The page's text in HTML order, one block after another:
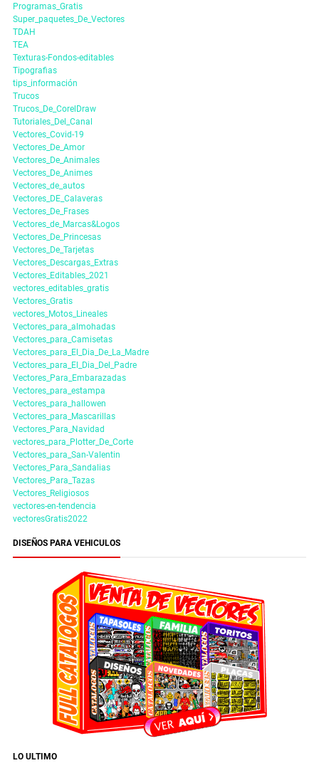
Programas_Gratis
Super_paquetes_De_Vectores
TDAH
TEA
Texturas-Fondos-editables
Tipografias
tips_información
Trucos
Trucos_De_CorelDraw
Tutoriales_Del_Canal
Vectores_Covid-19
Vectores_De_Amor
Vectores_De_Animales
Vectores_De_Animes
Vectores_de_autos
Vectores_DE_Calaveras
Vectores_De_Frases
Vectores_de_Marcas&Logos
Vectores_De_Princesas
Vectores_De_Tarjetas
Vectores_Descargas_Extras
Vectores_Editables_2021
vectores_editables_gratis
Vectores_Gratis
vectores_Motos_Lineales
Vectores_para_almohadas
Vectores_para_Camisetas
Vectores_para_El_Dia_De_La_Madre
Vectores_para_El_Dia_Del_Padre
Vectores_Para_Embarazadas
Vectores_para_estampa
Vectores_para_hallowen
Vectores_para_Mascarillas
Vectores_Para_Navidad
vectores_para_Plotter_De_Corte
Vectores_para_San-Valentin
Vectores_Para_Sandalias
Vectores_Para_Tazas
Vectores_Religiosos
vectores-en-tendencia
vectoresGratis2022
DISEÑOS PARA VEHICULOS
LO ULTIMO